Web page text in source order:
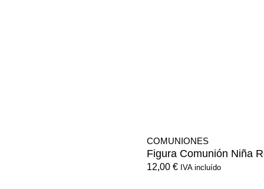
COMUNIONES
Figura Comunión Niña
12,00 € IVA incluído